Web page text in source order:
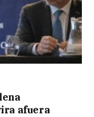
afuera